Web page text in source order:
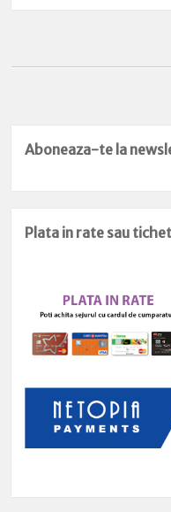
Aboneaza-te la
Plata in rate sau